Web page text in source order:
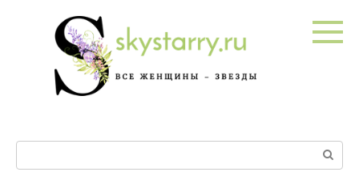
Поиск: